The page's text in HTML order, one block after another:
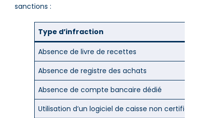
sanctions :
Type d’infraction
Absence de livre de recettes
Absence de registre des achats
Absence de compte bancaire dédié
Utilisation d’un logiciel de caisse non certifié